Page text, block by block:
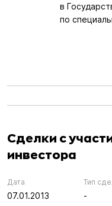
в
по
Сделки с
инвестора
Дата
07.01.2013
Тип
-